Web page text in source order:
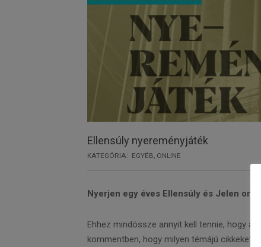
Ellensúly nyereményjáték
KATEGÓRIA: EGYÉB ONLINE
Nyerjen egy éves Ellensúly és Jelen
Ehhez mindössze annyit kell tennie, hogy az
kommentben, hogy milyen témájú cikkeket